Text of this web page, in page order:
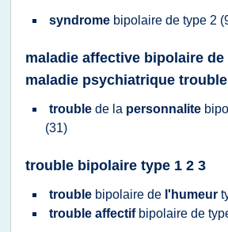
syndrome bipolaire de type 2
maladie affective bipolaire de
maladie psychiatrique
trouble de la personnalite
(31)
trouble bipolaire type 1 2 3
trouble bipolaire de l'humeur
trouble affectif bipolaire de